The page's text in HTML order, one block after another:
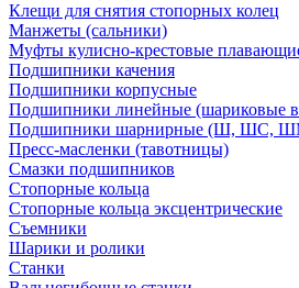
Клещи для снятия стопорных колец
Манжеты (сальники)
Муфты кулисно-крестовые
Подшипники качения
Подшипники корпусные
Подшипники линейные (шариковые
Подшипники шарнирные (Ш, ШС,
Пресс-масленки (тавотницы)
Смазки подшипников
Стопорные кольца
Стопорные кольца эксцентрические
Съемники
Шарики и ролики
Станки